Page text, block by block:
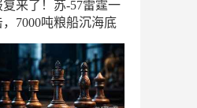
复来了！苏-57雷霆一
，7000吨粮船沉海底